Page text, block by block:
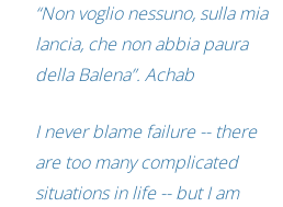
“Non voglio nessuno, sulla mia
lancia, che non abbia paura
della Balena”. Achab
I never blame failure -- there
are too many complicated
situations in life -- but I am